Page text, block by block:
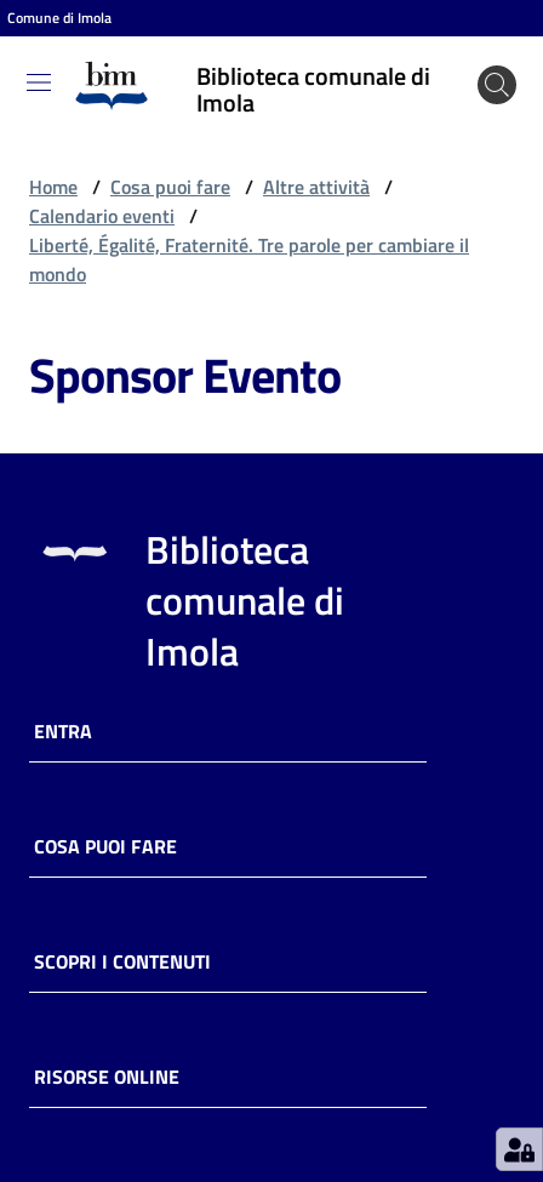
Vai al contenuto
Vai alla navigazione
Vai al footer
Comune di Imola
Biblioteca comunale di
Imola
Biblioteca
comunale
Entra
Cosa
puoi
Archivio
Decentrate
Home / Cosa puoi fare / Altre attività /
Calendario eventi /
Liberté, Égalité, Fraternité. Tre parole per cambiare il
mondo
Sponsor Evento
Biblioteca
comunale di
Imola
ENTRA
COSA PUOI FARE
SCOPRI I CONTENUTI
RISORSE ONLINE